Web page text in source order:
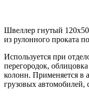
Швеллер гнутый
из рулонного проката
Используется при
перегородок,
колонн. Применяется в
грузовых автомобилей,